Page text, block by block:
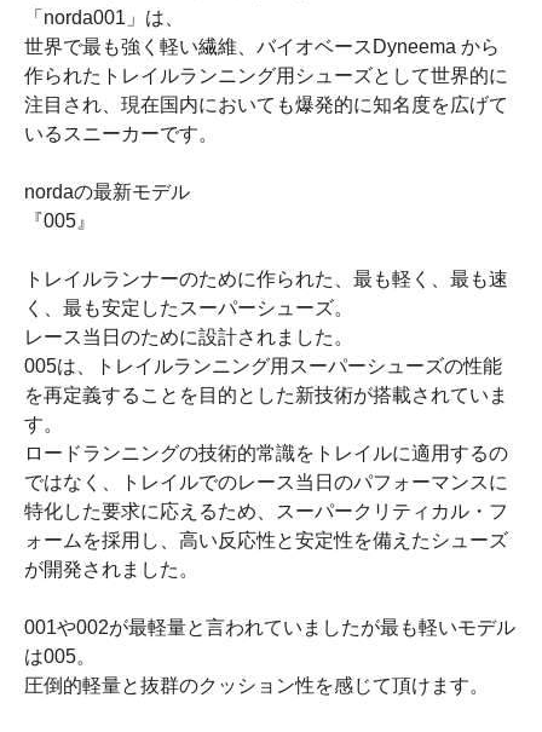
「norda001」は、
世界で最も強く軽い繊維、バイオベースDyneema から
作られたトレイルランニング用シューズとして世界的に
注目され、現在国内においても爆発的に知名度を広げて
いるスニーカーです。
nordaの最新モデル
『005』
トレイルランナーのために作られた、最も軽く、最も速
く、最も安定したスーパーシューズ。
レース当日のために設計されました。
005は、トレイルランニング用スーパーシューズの性能
を再定義することを目的とした新技術が搭載されていま
す。
ロードランニングの技術的常識をトレイルに適用するの
ではなく、トレイルでのレース当日のパフォーマンスに
特化した要求に応えるため、スーパークリティカル・フ
ォームを採用し、高い反応性と安定性を備えたシューズ
が開発されました。
001や002が最軽量と言われていましたが最も軽いモデル
は005。
圧倒的軽量と抜群のクッション性を感じて頂けます。